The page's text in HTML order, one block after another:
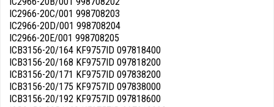
IC2966-20C/001 998708203
IC2966-20D/001 998708204
IC2966-20E/001 998708205
ICB3156-20/164 KF9757ID 097818400
ICB3156-20/168 KF9757ID 097818200
ICB3156-20/171 KF9757ID 097838200
ICB3156-20/175 KF9757ID 097838000
ICB3156-20/192 KF9757ID 097818600